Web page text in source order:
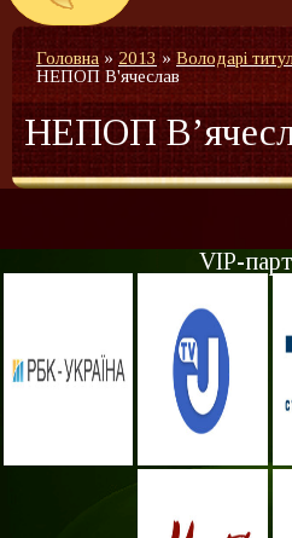
Головна »2013»Володарі
НЕПОП В'ячеслав
НЕПОП
VIP-